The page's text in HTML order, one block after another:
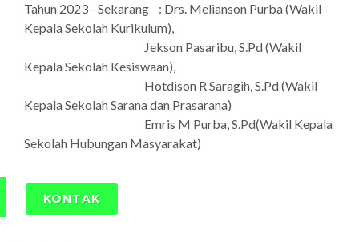
Tahun 2023 - Sekarang
: Drs. Melianson Purba (Wakil
Kepala Sekolah Kurikulum),
Jekson Pasaribu, S.Pd (Wakil
Kepala Sekolah Kesiswaan),
Hotdison R Saragih, S.Pd (Wakil
Kepala Sekolah Sarana dan Prasarana)
Emris M Purba, S.Pd(Wakil Kepala
Sekolah Hubungan Masyarakat)
KONTAK